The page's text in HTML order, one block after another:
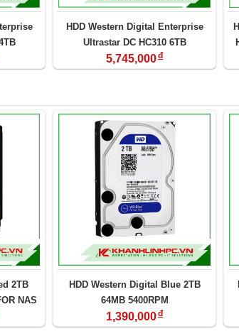
HDD Western Digital Enterprise
Ultrastar DC HC310 6TB
(HUS726T6TALE6L4)
5,745,000đ
2TB
NAS
HDD Western Digital Blue 2TB
64MB 5400RPM
1,390,000đ